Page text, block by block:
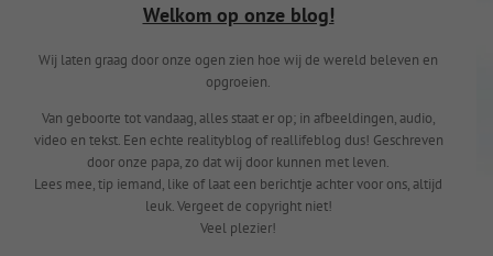
Welkom op onze blog!
Wij laten graag door onze ogen zien hoe wij de wereld beleven en
opgroeien.
Van geboorte tot vandaag, alles staat er op; in afbeeldingen, audio,
video en tekst. Een echte realityblog of reallifeblog dus! Geschreven
door onze papa, zo dat wij door kunnen met leven.
Lees mee, tip iemand, like of laat een berichtje achter voor ons, altijd
leuk. Vergeet de copyright niet!
Veel plezier!